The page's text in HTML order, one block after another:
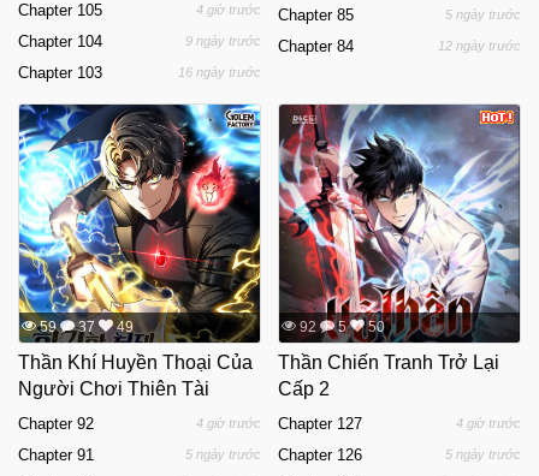
Chapter 105 4 giờ trước
Chapter 104 9 ngày trước
Chapter 103 16 ngày trước
Chapter 85 5 ngày trước
Chapter 84 12 ngày trước
59 37 49
Thần Khí Huyền Thoại Của
Người Chơi Thiên Tài
Chapter 92 4 giờ trước
Chapter 91 5 ngày trước
92 5 50
Thần Chiến Tranh Trở Lại
Cấp 2
Chapter 127 4 giờ trước
Chapter 126 5 ngày trước